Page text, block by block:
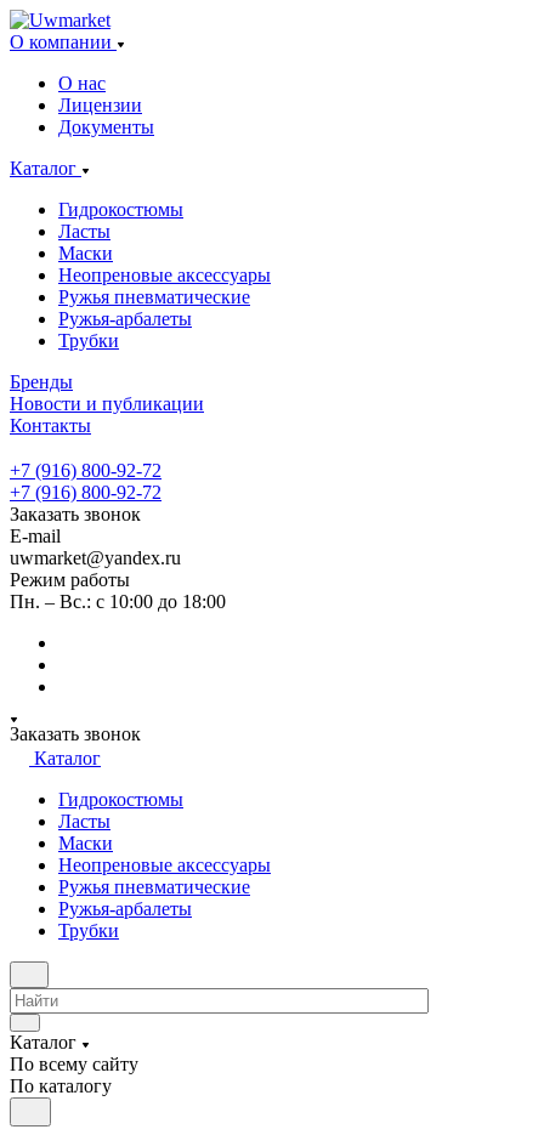
О компании
О нас
Лицензии
Документы
Каталог
Гидрокостюмы
Ласты
Маски
Неопреновые аксессуары
Ружья пневматические
Ружья-арбалеты
Трубки
Бренды
Новости и публикации
Контакты
+7 (916) 800-92-72
+7 (916) 800-92-72
Заказать звонок
E-mail
uwmarket@yandex.ru
Режим работы
Пн. – Вс.: с 10:00 до 18:00
Заказать звонок
Каталог
Гидрокостюмы
Ласты
Маски
Неопреновые аксессуары
Ружья пневматические
Ружья-арбалеты
Трубки
Каталог
По всему сайту
По каталогу